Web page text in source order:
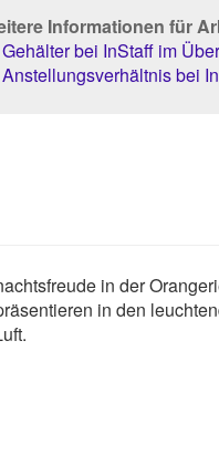
Informationen für
Gehälter bei InStaff im
Anstellungsverhältnis bei
in der
in den